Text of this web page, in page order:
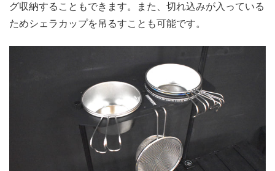
グ収納することもできます。また、切れ込みが入っている
ためシェラカップを吊るすことも可能です。